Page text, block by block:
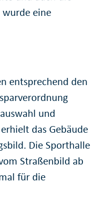
wurde eine
entsprechend den
und
das Gebäude
Die Sporthalle
Straßenbild ab
für die